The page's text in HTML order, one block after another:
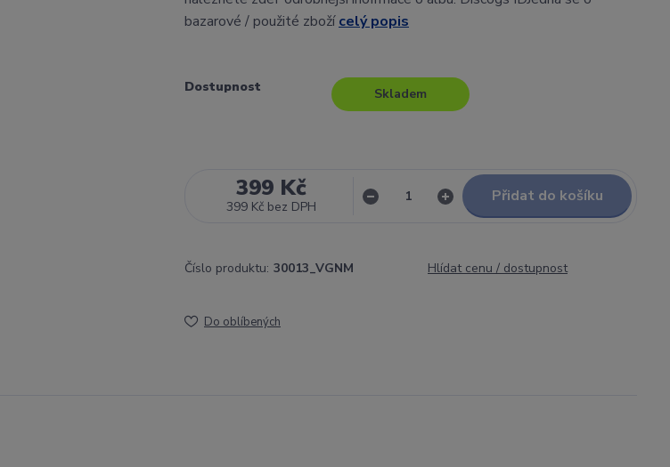
bazarové / použité zbožícelý popis
Dostupnost Skladem
399 Kč
399 Kč bez DPH
Přidat do košíku
Číslo produktu: 30013_VGNM Hlídat cenu / dostupnost
Do oblíbených